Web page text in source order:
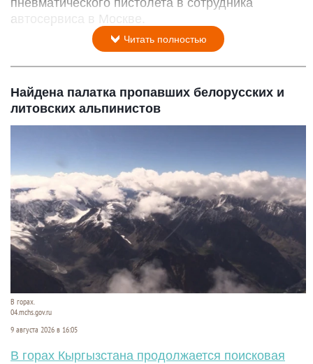
пневматического пистолета в сотрудника
автосервиса в Москве.
Читать полностью
Найдена палатка пропавших белорусских и
литовских альпинистов
В горах.
04.mchs.gov.ru
9 августа 2026 в 16:05
В горах Кыргызстана продолжается поисковая